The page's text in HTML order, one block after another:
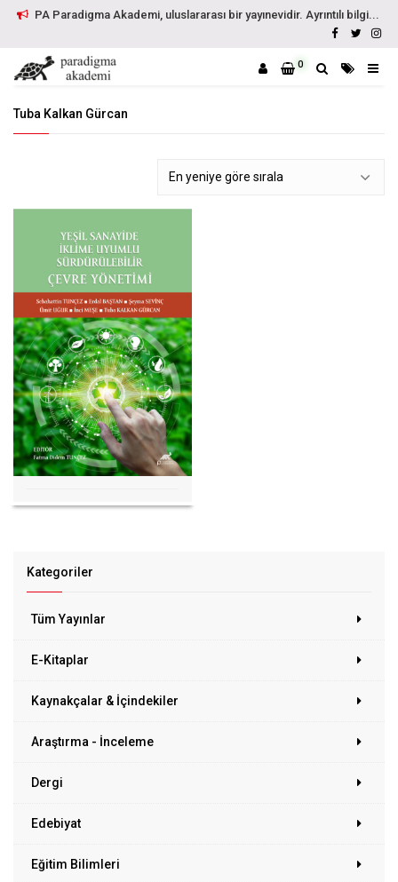
PA Paradigma Akademi, uluslararası bir yayınevidir. Ayrıntılı bilgi...
0
Tuba Kalkan Gürcan
Kategoriler
Tüm Yayınlar
E-Kitaplar
Kaynakçalar & İçindekiler
Araştırma - İnceleme
Dergi
Edebiyat
Eğitim Bilimleri